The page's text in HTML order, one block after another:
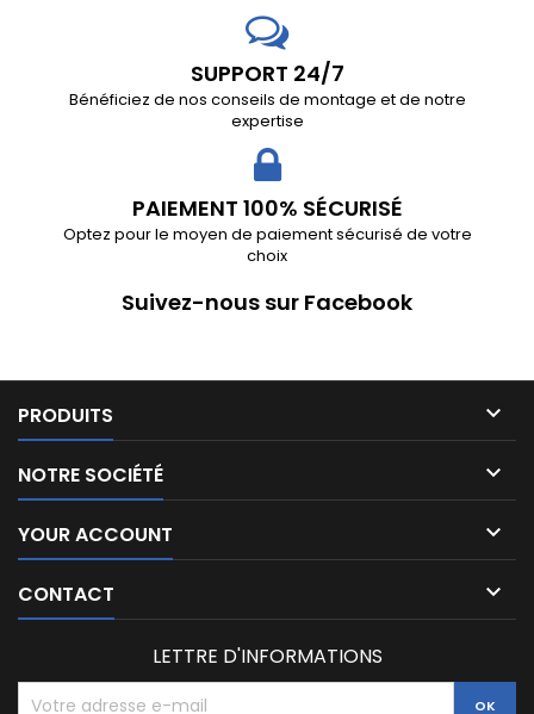
SUPPORT 24/7
Bénéficiez de nos conseils de montage et de notre
expertise
PAIEMENT 100% SÉCURISÉ
Optez pour le moyen de paiement sécurisé de votre
choix
Suivez-nous sur Facebook
PRODUITS 
NOTRE SOCIÉTÉ 
YOUR ACCOUNT 
CONTACT 
LETTRE D'INFORMATIONS